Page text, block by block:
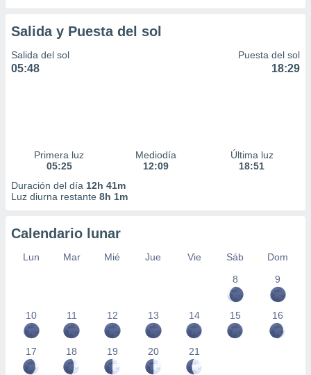
Salida y Puesta del sol
Salida del sol
05:48
Puesta del sol
18:29
Primera luz
05:25
Mediodía
12:09
Última luz
18:51
Duración del día 12h 41m
Luz diurna restante 8h 1m
Calendario lunar
Lun Mar Mié Jue Vie Sáb
Dom
8
9
10 11 12 13 14 15 16
17 18 19 20 21